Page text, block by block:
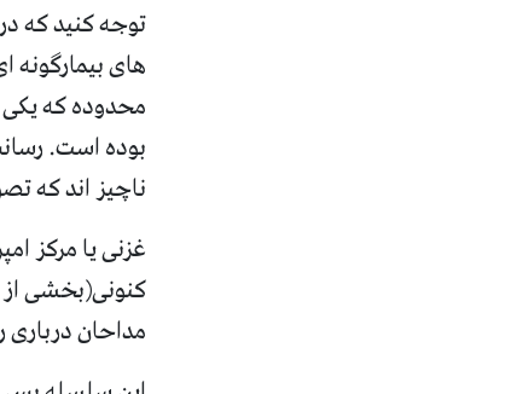
توجه کنید که
های
محدوده که یکی
بوده است.
ناچیز اند که
غزنی یا مرکز
کنونی(بخشی
مداحان درباری